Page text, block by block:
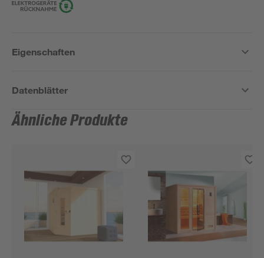
Eigenschaften
Datenblätter
Ähnliche Produkte